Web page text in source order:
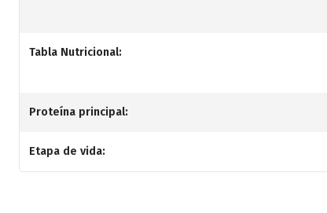
Tabla Nutricional:
Proteína principal:
Etapa de vida: